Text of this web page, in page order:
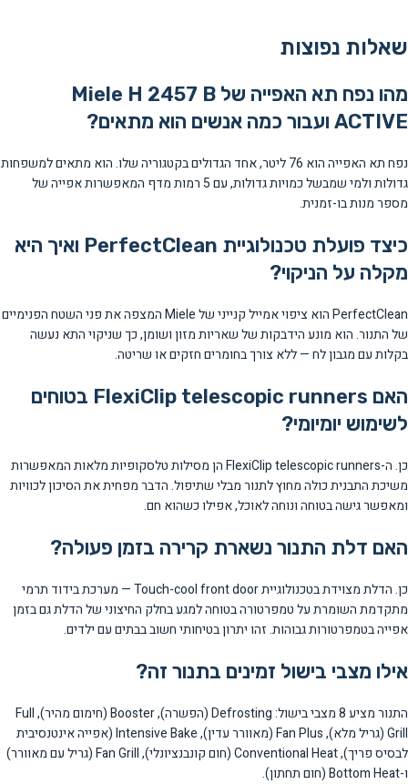
שאלות נפוצות
מהו נפח תא האפייה של Miele H 2457 B
ACTIVE ועבור כמה אנשים הוא מתאים?
נפח תא האפייה הוא 76 ליטר, אחד הגדולים בקטגוריה שלו. הוא מתאים למשפחות
גדולות ולמי שמבשל כמויות גדולות, עם 5 רמות מדף המאפשרות אפייה של
מספר מנות בו-זמנית.
כיצד פועלת טכנולוגיית PerfectClean ואיך היא
מקלה על הניקוי?
PerfectClean הוא ציפוי אמייל קנייני של Miele המצפה את פני השטח הפנימיים
של התנור. הוא מונע הידבקות של שאריות מזון ושומן, כך שניקוי התא נעשה
בקלות עם מגבון לח — ללא צורך בחומרים חזקים או שריטה.
האם FlexiClip telescopic runners בטוחים
לשימוש יומיומי?
כן. ה-FlexiClip telescopic runners הן מסילות טלסקופיות מלאות המאפשרות
משיכת התבנית כולה מחוץ לתנור מבלי שתיפול. הדבר מפחית את הסיכון לכוויות
ומאפשר גישה בטוחה ונוחה לאוכל, אפילו כשהוא חם.
האם דלת התנור נשארת קרירה בזמן פעולה?
כן. הדלת מצוידת בטכנולוגיית Touch-cool front door — מערכת בידוד תרמי
מתקדמת השומרת על טמפרטורה בטוחה למגע בחלק החיצוני של הדלת גם בזמן
אפייה בטמפרטורות גבוהות. זהו יתרון בטיחותי חשוב בבתים עם ילדים.
אילו מצבי בישול זמינים בתנור זה?
התנור מציע 8 מצבי בישול: Defrosting (הפשרה), Booster (חימום מהיר), Full
Grill (גריל מלא), Fan Plus (מאוורר עדין), Intensive Bake (אפייה אינטנסיבית
לבסיס פריך), Conventional Heat (חום קונבנציונלי), Fan Grill (גריל עם מאוורר)
ו-Bottom Heat (חום תחתון).